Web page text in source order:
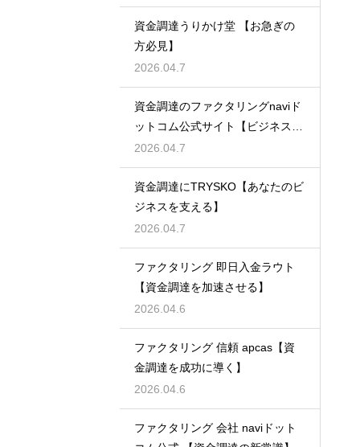
資金調達うりかけ堂 【お急ぎの
方必見】
2026.04.7
資金調達のファクタリングnaviド
ットコム公式サイト【ビジネスの
強い味方】
2026.04.7
資金調達にTRYSKO【あなたのビ
ジネスを支える】
2026.04.7
ファクタリング 即日入金ラウト
【資金調達を加速させる】
2026.04.6
ファクタリング 信頼 apcas【資
金調達を成功に導く】
2026.04.6
ファクタリング 会社 naviドット